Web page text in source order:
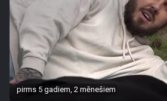
pirms 5 gadiem, 2 mēnešiem